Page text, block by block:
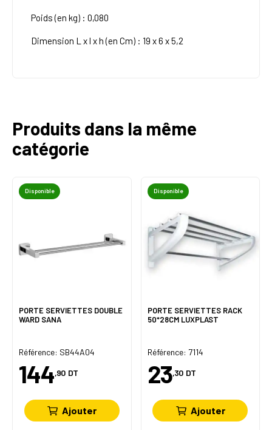
Poids (en kg) : 0,080
Dimension L x l x h (en Cm) : 19 x 6 x 5,2
Produits dans la même
catégorie
Disponible
PORTE SERVIETTES DOUBLE
WARD SANA
Référence: SB44A04
144,90 DT
Ajouter
Disponible
PORTE SERVIETTES RACK
50*28CM LUXPLAST
Référence: 7114
23,30 DT
Ajouter